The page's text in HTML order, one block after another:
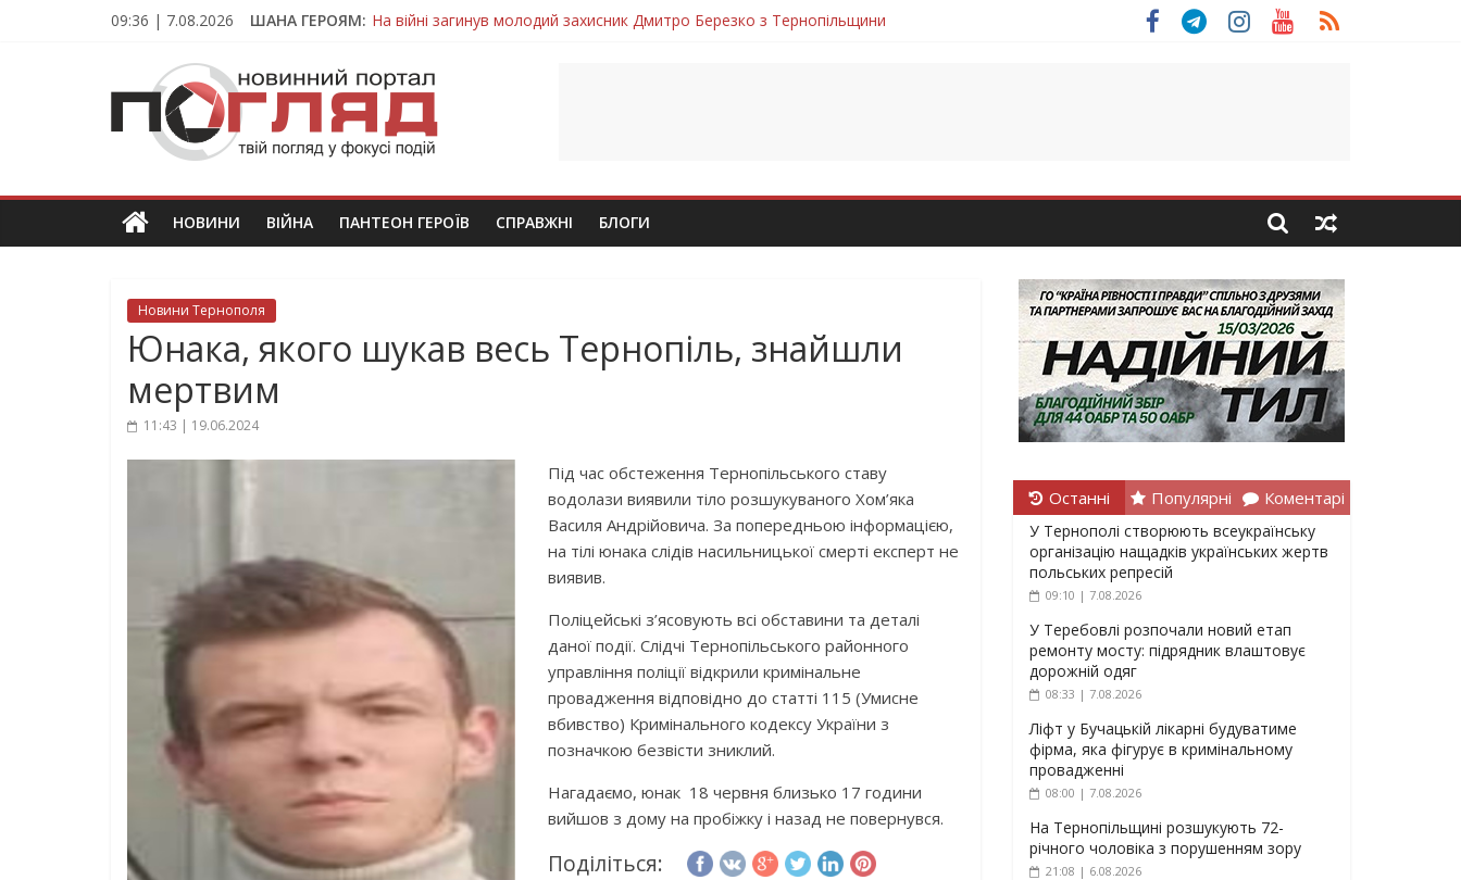
09:36 | 7.08.2026 ШАНА ГЕРОЯМ: На війні загинув молодий захисник Дмитро Березко з Тернопільщини
Захисник з Тернопільщини Петро Федів повертається до рідного дому «на щиті»
Тернопільщина в скорботі: на щиті повертається воїн Володимир Паламарчук
Вважався зниклим безвісти, – Ангелом додому повертається захисник Михайло Скоробогатий з Тернопільщини
ПОГЛЯД
Новини
Тернополя.
новини
та
НОВИНИ ВІЙНА ПАНТЕОН ГЕРОЇВ СПРАВЖНІ БЛОГИ
Новини Тернополя
Юнака, якого шукав весь Тернопіль, знайшли
мертвим
11:43 | 19.06.2024
Під час обстеження Тернопільського ставу
водолази виявили тіло розшукуваного Хом’яка
Василя Андрійовича. За попередньою інформацією,
на тілі юнака слідів насильницької смерті експерт не
виявив.
Поліцейські з’ясовують всі обставини та деталі
даної події. Слідчі Тернопільського районного
управління поліції відкрили кримінальне
провадження відповідно до статті 115 (Умисне
вбивство) Кримінального кодексу України з
позначкою безвісти зниклий.
Нагадаємо, юнак 18 червня близько 17 години
вийшов з дому на пробіжку і назад не повернувся.
Поділіться:
Останні Популярні Коментарі
У Тернополі створюють всеукраїнську
організацію нащадків українських жертв
польських репресій
09:10 | 7.08.2026
У Теребовлі розпочали новий етап
ремонту мосту: підрядник влаштовує
дорожній одяг
08:33 | 7.08.2026
Ліфт у Бучацькій лікарні будуватиме
фірма, яка фігурує в кримінальному
провадженні
08:00 | 7.08.2026
На Тернопільщині розшукують 72-
річного чоловіка з порушенням зору
21:08 | 6.08.2026